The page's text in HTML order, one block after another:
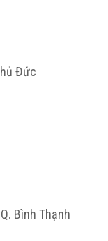
Đức
Bình Thạnh